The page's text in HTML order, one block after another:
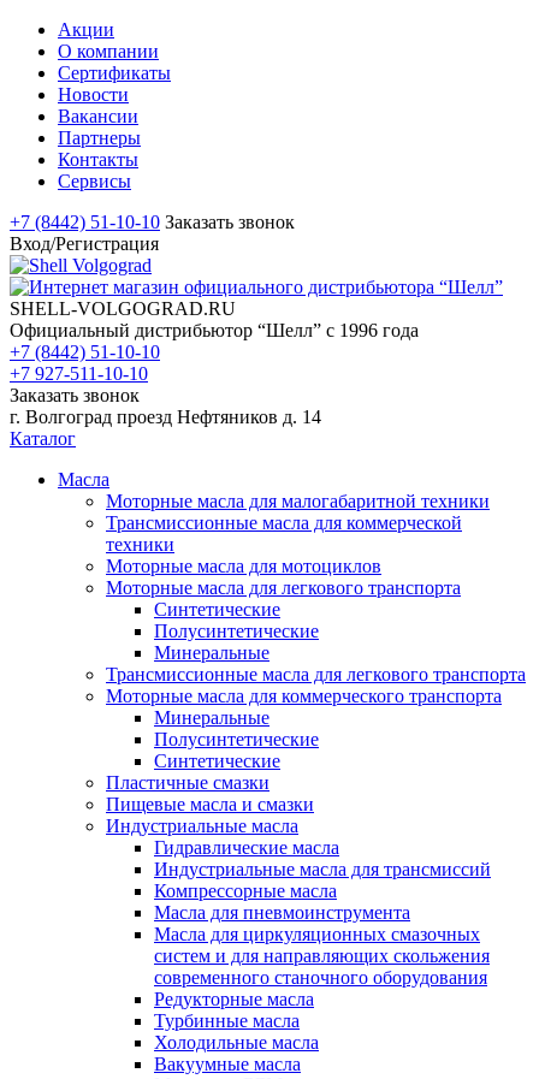
Акции
О компании
Сертификаты
Новости
Вакансии
Партнеры
Контакты
Сервисы
+7 (8442) 51-10-10 Заказать звонок
Вход/Регистрация
SHELL-VOLGOGRAD.RU
Официальный дистрибьютор “Шелл” с 1996 года
+7 (8442) 51-10-10
+7 927-511-10-10
Заказать звонок
г. Волгоград проезд Нефтяников д. 14
Каталог
Масла
Моторные масла для малогабаритной техники
Трансмиссионные масла для коммерческой
техники
Моторные масла для мотоциклов
Моторные масла для легкового транспорта
Синтетические
Полусинтетические
Минеральные
Трансмиссионные масла для легкового транспорта
Моторные масла для коммерческого транспорта
Минеральные
Полусинтетические
Синтетические
Пластичные смазки
Пищевые масла и смазки
Индустриальные масла
Гидравлические масла
Индустриальные масла для трансмиссий
Компрессорные масла
Масла для пневмоинструмента
Масла для циркуляционных смазочных
систем и для направляющих скольжения
современного станочного оборудования
Редукторные масла
Турбинные масла
Холодильные масла
Вакуумные масла